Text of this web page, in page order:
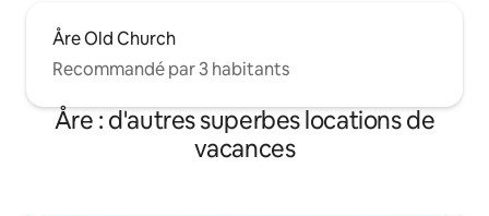
Åre Old Church
Recommandé par 3 habitants
Åre : d'autres superbes locations de
vacances